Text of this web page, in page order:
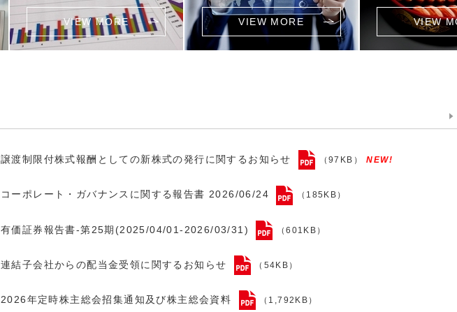
譲渡制限付株式報酬としての新株式の発行に関するお知らせ （97KB）
コーポレート・ガバナンスに関する報告書 2026/06/24 （185KB）
有価証券報告書-第25期(2025/04/01-2026/03/31) （601KB）
連結子会社からの配当金受領に関するお知らせ （54KB）
2026年定時株主総会招集通知及び株主総会資料 （1,792KB）